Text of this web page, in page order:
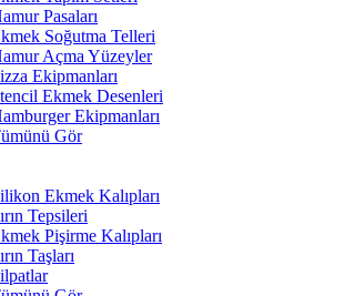
Pasaları
Soğutma Telleri
Açma Yüzeyler
Ekipmanları
Ekmek Desenleri
Ekipmanları
Gör
Ekmek Kalıpları
Tepsileri
Pişirme Kalıpları
Taşları